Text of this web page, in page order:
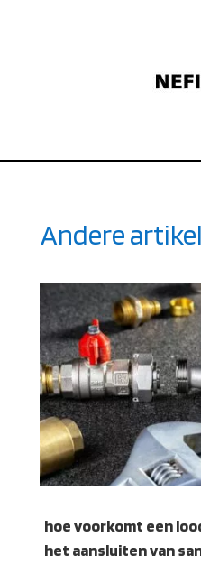
Andere
hoe voorkomt een
het aansluiten van